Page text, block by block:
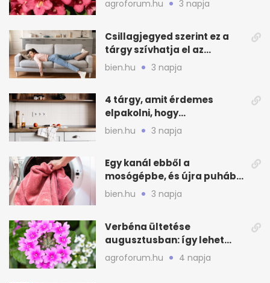
agroforum.hu 3 napja
Csillagjegyed szerint ez a
tárgy szívhatja el az
otthonod energiáját
bien.hu 3 napja
4 tárgy, amit érdemes
elpakolni, hogy
hűvösebbnek tűnjön a lakás
bien.hu 3 napja
Egy kanál ebből a
mosógépbe, és újra puhább
lesz a törölköző
bien.hu 3 napja
Verbéna ültetése
augusztusban: így lehet
még idén virágos a kert
agroforum.hu 4 napja